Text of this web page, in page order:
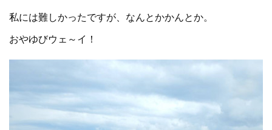
私には難しかったですが、なんとかかんとか。
おやゆびウェ～イ！